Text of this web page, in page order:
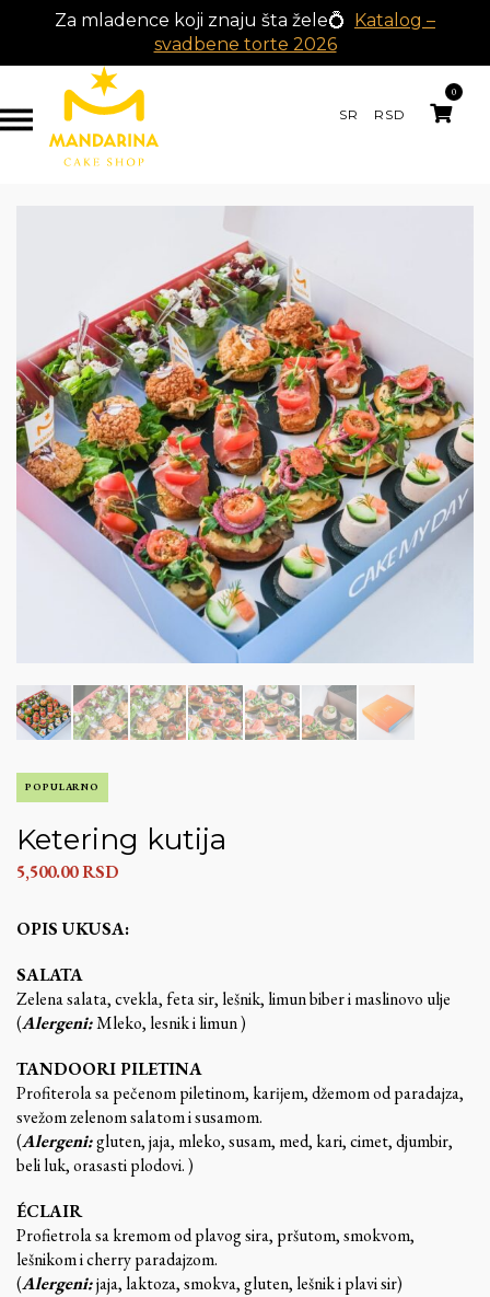
Za mladence koji znaju šta žele💍 Katalog –
svadbene torte 2026
SR RSD
0
POPULARNO
Ketering kutija
5,500.00RSD
OPIS UKUSA:
SALATA
Zelena salata, cvekla, feta sir, lešnik, limun biber i maslinovo ulje
(Alergeni:Mleko, lesnik i limun )
TANDOORI PILETINA
Profiterola sa pečenom piletinom, karĳem, džemom od paradajza,
svežom zelenom salatom i susamom.
(Alergeni:gluten, jaja, mleko, susam, med, kari, cimet, djumbir,
beli luk, orasasti plodovi. )
ÉCLAIR
Profietrola sa kremom od plavog sira, pršutom, smokvom,
lešnikom i cherry paradajzom.
(Alergeni:jaja, laktoza, smokva, gluten, lešnik i plavi sir)